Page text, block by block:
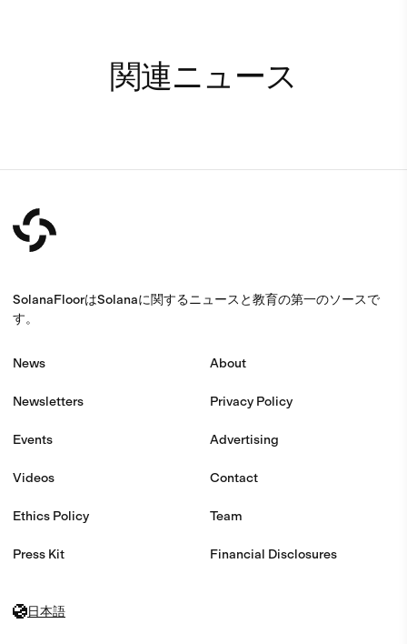
関連ニュース
SolanaFloorはSolanaに関するニュースと教育の第一のソースで
す。
News
Newsletters
Events
Videos
Ethics Policy
Press Kit
About
Privacy Policy
Advertising
Contact
Team
Financial Disclosures
日本語